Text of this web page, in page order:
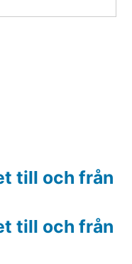
till och från
till och från